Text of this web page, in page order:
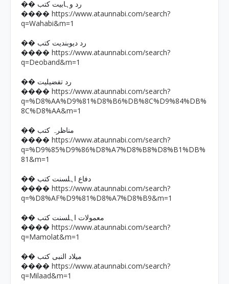
�� رد وہابیت کتب
���� https://www.ataunnabi.com/search?
q=Wahabi&m=1
�� رد دیوبندیت کتب
���� https://www.ataunnabi.com/search?
q=Deoband&m=1
�� رد تفضیلیت
���� https://www.ataunnabi.com/search?
q=%D8%AA%D9%81%D8%B6%DB%8C%D9%84%DB%
8C%D8%AA&m=1
�� مناظرہ کتب
���� https://www.ataunnabi.com/search?
q=%D9%85%D9%86%D8%A7%D8%B8%D8%B1%DB%
81&m=1
�� دفاع اہلسنت کتب
���� https://www.ataunnabi.com/search?
q=%D8%AF%D9%81%D8%A7%D8%B9&m=1
�� معمولات اہلسنت کتب
���� https://www.ataunnabi.com/search?
q=Mamolat&m=1
�� میلاد النبی کتب
���� https://www.ataunnabi.com/search?
q=Milaad&m=1